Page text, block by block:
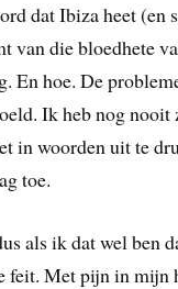
dat Ibiza heet (en
van die bloedhete
En hoe. De
Ik heb nog nooit
in woorden uit te
toe.
als ik dat wel ben
feit. Met pijn in